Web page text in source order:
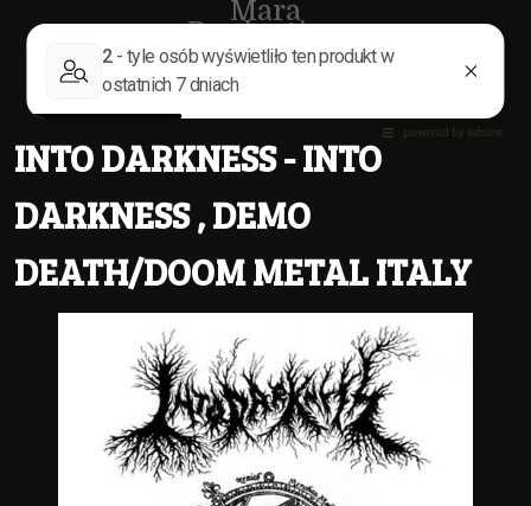
Mara
Production
INTO DARKNESS - INTO
DARKNESS , DEMO
DEATH/DOOM METAL ITALY